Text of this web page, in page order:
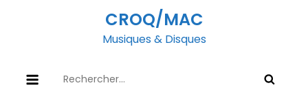
CROQ/MAC
Musiques & Disques